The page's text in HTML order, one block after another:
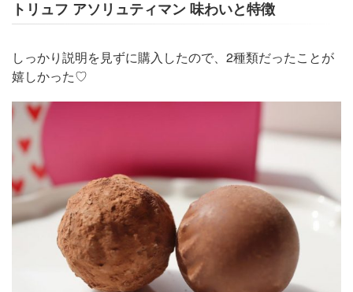
トリュフ アソリュティマン 味わいと特徴
しっかり説明を見ずに購入したので、2種類だったことが
嬉しかった♡